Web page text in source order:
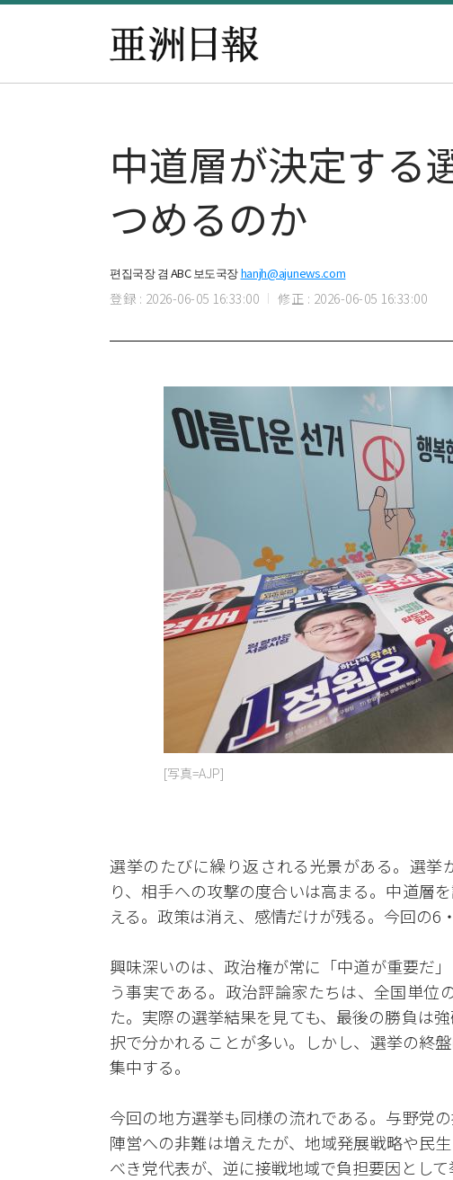
中道層が決定する
つめるのか
편집국장 겸 ABC 보도국장hanjh@ajunews.com
登録 : 2026-06-05 16:33:00 修正 : 2026-06-05 16:33:00
[写真=AJP]
選挙のたびに繰り返される光景がある。選
り、相手への攻撃の度合いは高まる。中道層
える。政策は消え、感情だけが残る。今回の6
興味深いのは、政治権が常に「中道が重要だ
う事実である。政治評論家たちは、全国単位
た。実際の選挙結果を見ても、最後の勝負は
択で分かれることが多い。しかし、選挙の終
集中する。
今回の地方選挙も同様の流れである。与野党
陣営への非難は増えたが、地域発展戦略や民
べき党代表が、逆に接戦地域で負担要因として